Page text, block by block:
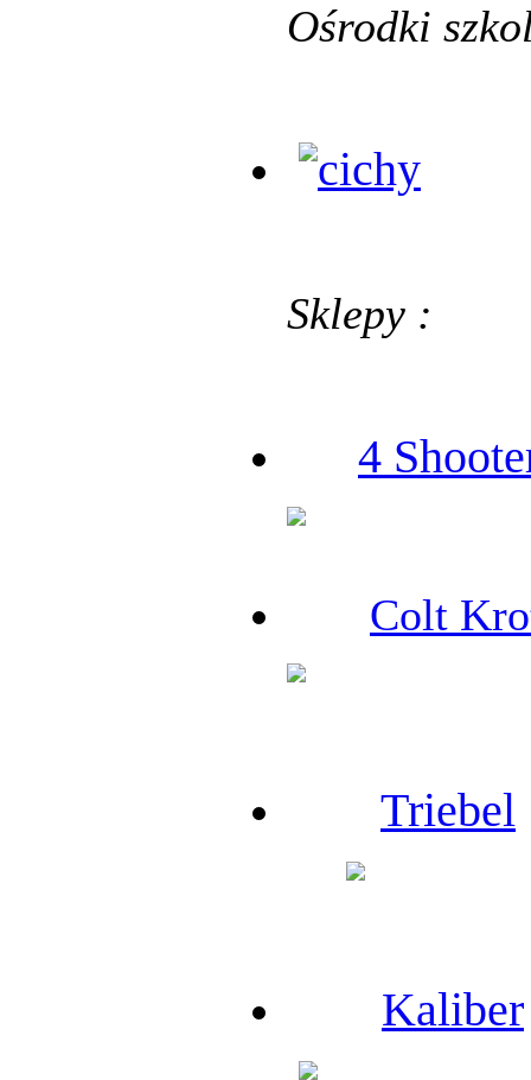
Ośrodki
Sklepy :
4
Colt
Triebel
Kaliber